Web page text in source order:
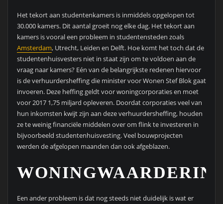
Het tekort aan studentenkamers is inmiddels opgelopen tot
30.000 kamers. Dit aantal groeit nog elke dag. Het tekort aan
kamers is vooral een probleem in studentensteden zoals
Amsterdam, Utrecht, Leiden en Delft. Hoe komt het toch dat de
studentenhuisvesters niet in staat zijn om te voldoen aan de
vraag naar kamers? Eén van de belangrijkste redenen hiervoor
is de verhuurdersheffing die minister voor Wonen Stef Blok gaat
invoeren. Deze heffing geldt voor woningcorporaties en moet
voor 2017 1,75 miljard opleveren. Doordat corporaties veel van
hun inkomsten kwijt zijn aan deze verhuurdersheffing, houden
ze te weinig financiële middelen over om flink te investeren in
bijvoorbeeld studentenhuisvesting. Veel bouwprojecten
werden de afgelopen maanden dan ook afgeblazen.
Een ander probleem is dat nog steeds niet duidelijk is wat er